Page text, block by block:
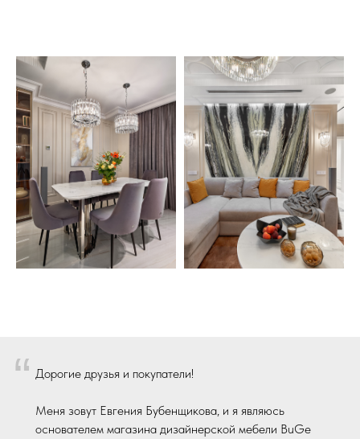
“ Дорогие друзья и покупатели!
Меня зовут Евгения Бубенщикова, и я являюсь
основателем магазина дизайнерской мебели BuGe